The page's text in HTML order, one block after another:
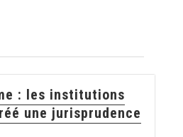
: les institutions
une jurisprudence